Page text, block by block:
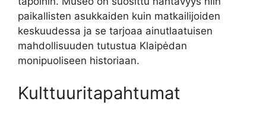
paikallisten asukkaiden kuin matkailijoiden
keskuudessa ja se tarjoaa ainutlaatuisen
mahdollisuuden tutustua Klaipėdan
monipuoliseen historiaan.
Kulttuuritapahtumat